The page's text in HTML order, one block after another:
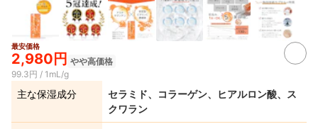
最安価格
2,980円 やや高価格
99.3円 / 1mL/g
主な保湿成分
セラミド、コラーゲン、ヒアルロン酸、ス
クワラン